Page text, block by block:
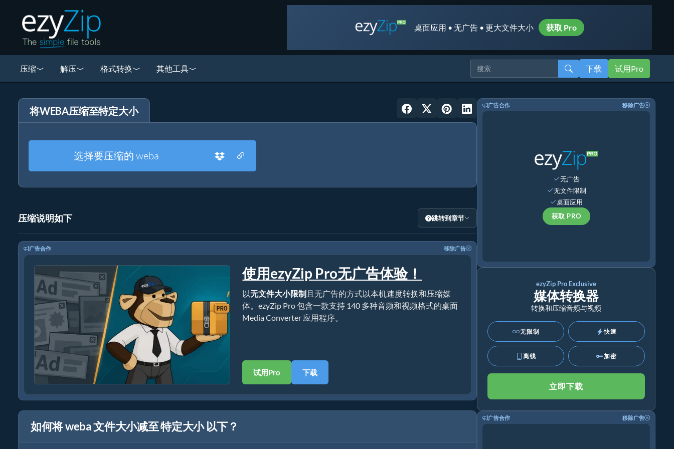
桌面应用 • 无广告 • 更大文件大小 获取 Pro
压缩 解压 格式转换 其他工具 下载 试用Pro
将WEBA压缩至特定大小
选择要压缩的 weba
压缩说明如下 跳转到章节
广告合作 移除广告
使用ezyZip Pro无广告体验！
以无文件大小限制且无广告的方式以本机速度转换和压缩媒
体。ezyZip Pro 包含一款支持 140 多种音频和视频格式的桌面
Media Converter 应用程序。
试用Pro 下载
如何将 weba 文件大小减至 特定大小 以下？
广告合作 移除广告
无广告
无文件限制
桌面应用
获取 PRO
ezyZip Pro Exclusive
媒体转换器
转换和压缩音频与视频
无限制 快速
离线 加密
立即下载
广告合作 移除广告